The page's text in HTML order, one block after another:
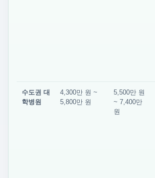
수도권 대
학병원
4,300만 원 ~
5,800만 원
5,500만 원
~ 7,400만
원